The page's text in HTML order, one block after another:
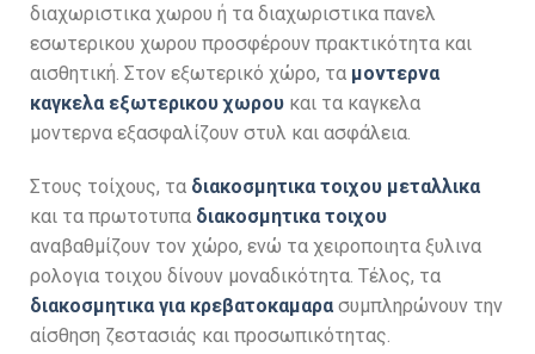
διαχωριστικα χωρου ή τα διαχωριστικα πανελ
εσωτερικου χωρου προσφέρουν πρακτικότητα και
αισθητική. Στον εξωτερικό χώρο, τα μοντερνα
καγκελα εξωτερικου χωρου και τα καγκελα
μοντερνα εξασφαλίζουν στυλ και ασφάλεια.
Στους τοίχους, τα διακοσμητικα τοιχου μεταλλικα
και τα πρωτοτυπα διακοσμητικα τοιχου
αναβαθμίζουν τον χώρο, ενώ τα χειροποιητα ξυλινα
ρολογια τοιχου δίνουν μοναδικότητα. Τέλος, τα
διακοσμητικα για κρεβατοκαμαρα συμπληρώνουν την
αίσθηση ζεστασιάς και προσωπικότητας.